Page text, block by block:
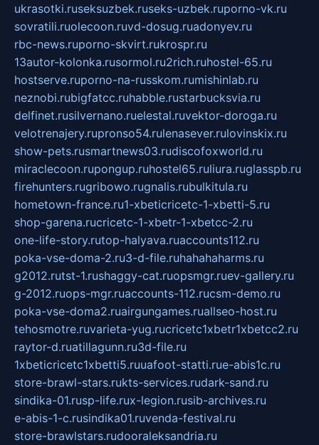
ukrasotki.ruseksuzbek.ruseks-uzbek.ruporno-vk.ru
sovratili.ruolecoon.ruvd-dosug.ruadonyev.ru
rbc-news.ruporno-skvirt.rukrospr.ru
13autor-kolonka.rusormol.ru2rich.ruhostel-65.ru
hostserve.ruporno-na-russkom.rumishinlab.ru
neznobi.rubigfatcc.ruhabble.rustarbucksvia.ru
delfinet.rusilvernano.ruelestal.ruvektor-doroga.ru
velotrenajery.rupronso54.rulenasever.rulovinskix.ru
show-pets.rusmartnews03.rudiscofoxworld.ru
miraclecoon.rupongup.ruhostel65.ruliura.ruglasspb.ru
firehunters.rugribowo.rugnalis.rubulkitula.ru
hometown-france.ru1-xbeticricetc-1-xbetti-5.ru
shop-garena.rucricetc-1-xbetr-1-xbetcc-2.ru
one-life-story.rutop-halyava.ruaccounts112.ru
poka-vse-doma-2.ru3-d-file.ruhahahaharms.ru
g2012.rutst-1.rushaggy-cat.ruopsmgr.ruev-gallery.ru
g-2012.ruops-mgr.ruaccounts-112.rucsm-demo.ru
poka-vse-doma2.ruairgungames.ruallseo-host.ru
tehosmotre.ruvarieta-yug.rucricetc1xbetr1xbetcc2.ru
raytor-d.ruatillagunn.ru3d-file.ru
1xbeticricetc1xbetti5.ruuafoot-statti.rue-abis1c.ru
store-brawl-stars.rukts-services.rudark-sand.ru
sindika-01.rusp-life.rux-legion.rusib-archives.ru
e-abis-1-c.rusindika01.ruvenda-festival.ru
store-brawlstars.rudooraleksandria.ru